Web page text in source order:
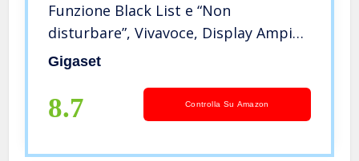
Funzione Black List e “Non
disturbare”, Vivavoce, Display Ampio,
Standard, Grigio [Versione Italiana]
Gigaset
8.7 Controlla Su Amazon